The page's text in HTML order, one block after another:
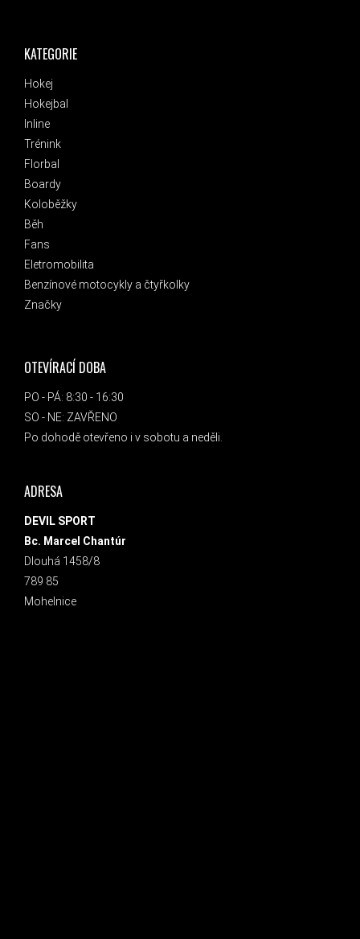
KATEGORIE
Hokej
Hokejbal
Inline
Trénink
Florbal
Boardy
Koloběžky
Běh
Fans
Eletromobilita
Benzínové motocykly a čtyřkolky
Značky
OTEVÍRACÍ DOBA
PO - PÁ: 8:30 - 16:30
SO - NE: ZAVŘENO
Po dohodě otevřeno i v sobotu a neděli.
ADRESA
DEVIL SPORT
Bc. Marcel Chantúr
Dlouhá 1458/8
789 85
Mohelnice